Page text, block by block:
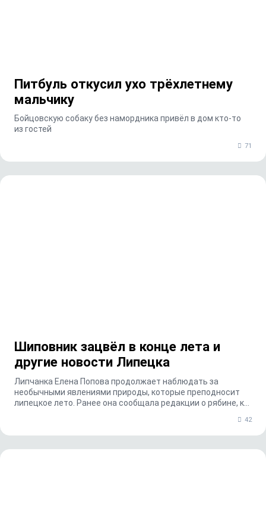
Питбуль откусил ухо трёхлетнему
мальчику
Бойцовскую собаку без намордника привёл в дом кто-то
из гостей
71
Шиповник зацвёл в конце лета и
другие новости Липецка
Липчанка Елена Попова продолжает наблюдать за
необычными явлениями природы, которые преподносит
липецкое лето. Ранее она сообщала редакции о рябине, к...
42